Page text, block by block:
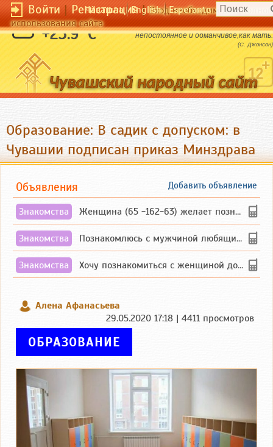
Войти|Регистрация|Вход необходим для
использования сайта
Чӑвашла English Esperanto
+23.9 °C
Коммерция - дитя фортуны,
непостоянное и обманчивое,как мать.
(С. Джонсон)
Образование: В садик с допуском: в
Чувашии подписан приказ Минздрава
Добавить объявление
Объявления
Знакомства Женщина (65 -162-63) желает познакомиться с одиноким, добродушным, без вредных ...
Знакомства Познакомлюсь с мужчиной любящим танцевать и петь на родном чувашском языке
Знакомства Хочу познакомиться с женщиной до 55 лет чувашской или русской национальности дл...
Алена Афанасьева
29.05.2020 17:18 | 4411 просмотров
ОБРАЗОВАНИЕ